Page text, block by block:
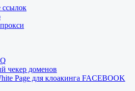
чекер доменов
Page для клоакинга FACEBOOK